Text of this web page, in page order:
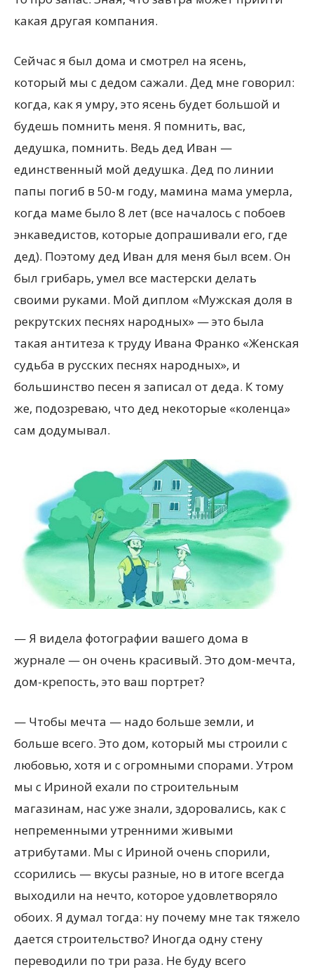
какая другая компания.
Сейчас я был дома и смотрел на ясень,
который мы с дедом сажали. Дед мне говорил:
когда, как я умру, это ясень будет большой и
будешь помнить меня. Я помнить, вас,
дедушка, помнить. Ведь дед Иван —
единственный мой дедушка. Дед по линии
папы погиб в 50-м году, мамина мама умерла,
когда маме было 8 лет (все началось с побоев
энкаведистов, которые допрашивали его, где
дед). Поэтому дед Иван для меня был всем. Он
был грибарь, умел все мастерски делать
своими руками. Мой диплом «Мужская доля в
рекрутских песнях народных» — это была
такая антитеза к труду Ивана Франко «Женская
судьба в русских песнях народных», и
большинство песен я записал от деда. К тому
же, подозреваю, что дед некоторые «коленца»
сам додумывал.
— Я видела фотографии вашего дома в
журнале — он очень красивый. Это дом-мечта,
дом-крепость, это ваш портрет?
— Чтобы мечта — надо больше земли, и
больше всего. Это дом, который мы строили с
любовью, хотя и с огромными спорами. Утром
мы с Ириной ехали по строительным
магазинам, нас уже знали, здоровались, как с
непременными утренними живыми
атрибутами. Мы с Ириной очень спорили,
ссорились — вкусы разные, но в итоге всегда
выходили на нечто, которое удовлетворяло
обоих. Я думал тогда: ну почему мне так тяжело
дается строительство? Иногда одну стену
переводили по три раза. Не буду всего